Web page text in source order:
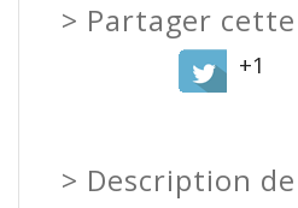
Partager
+1
> Description